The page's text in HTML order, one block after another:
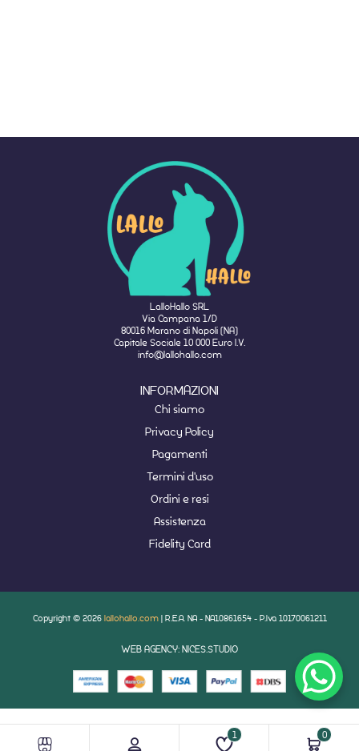
1 0
LalloHallo SRL
Via Campana 1/D
80016 Marano di Napoli (NA)
Capitale Sociale 10 000 Euro I.V.
info@lallohallo.com
INFORMAZIONI
Chi siamo
Privacy Policy
Pagamenti
Termini d'uso
Ordini e resi
Assistenza
Fidelity Card
Copyright © 2026 lallohallo.com | R.E.A. NA - NA10861654 - P.Iva 10170061211
WEB AGENCY: NICES.STUDIO